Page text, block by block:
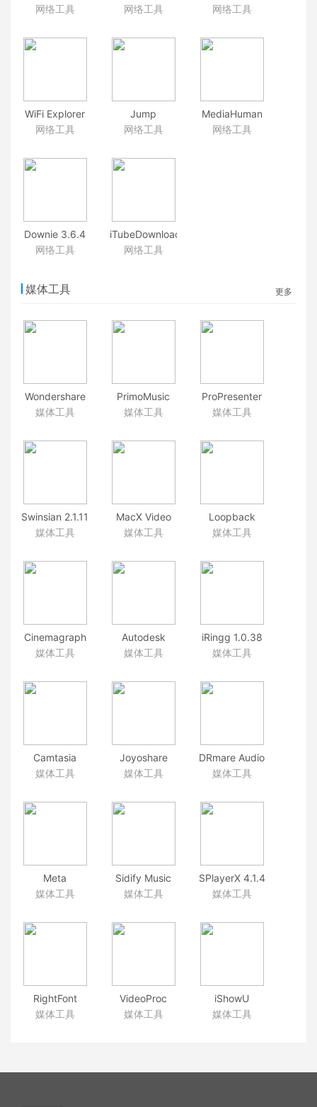
1.0(204) 视频
网络工具
Downloader
质的YouTube
网络工具
2.9 无线WiFi网
网络工具
WiFi Explorer
Pro 2.1.6 Mac
无线扫描和管
网络工具
Jump
Desktop
面
网络工具
MediaHuman
Youtube
网络工具
Downie 3.6.4
视频下载工具
网络工具
iTubeDownloader
6.4.8 在线视频
网络工具
媒体工具 更多
Wondershare
AllMyMusic
工具
媒体工具
PrimoMusic
1.6-20181024
媒体工具
ProPresenter
6.3.8 现场演出
具
媒体工具
Swinsian 2.1.11
专业的好用的
器
媒体工具
MacX Video
Converter Pro
视频转换器
媒体工具
Loopback
2.0.0 高端虚拟
媒体工具
Cinemagraph
Pro 2.7.1 专业
视频制作工具
媒体工具
Autodesk
MayaLT 2019
件
媒体工具
iRingg 1.0.38
iPhone铃声制
媒体工具
Camtasia
2018.0.8(105822)
视频录制和剪
媒体工具
Joyoshare
Screen
2.0.0.22 Mac
屏幕录制应用
媒体工具
DRmare Audio
Converter
音频清除转换
媒体工具
Meta
1.9.2(2358) 音
标签信息编辑
媒体工具
Sidify Music
Converter
乐转换工具
媒体工具
SPlayerX 4.1.4
射手播放器
媒体工具
RightFont
5.4.1(2474) 超
媒体工具
VideoProc
3.2(2019013001)
媒体工具
iShowU
Instant 1.2.11
媒体工具